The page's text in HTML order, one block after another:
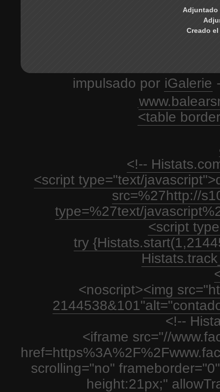
Adjuntado
Creado el
impulsado por iGalerie
<table
<!--
<script type="text/
src=%27http://
type=%27text/
<script
try
<noscript><img
<!--
<iframe src="//
scrolling="no"
height:21px;"